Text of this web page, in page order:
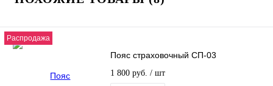
Распродажа
Пояс страховочный СП-03
1 800 руб. / шт